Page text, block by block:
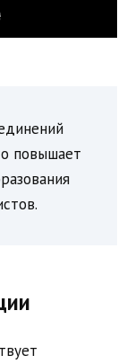
повышает